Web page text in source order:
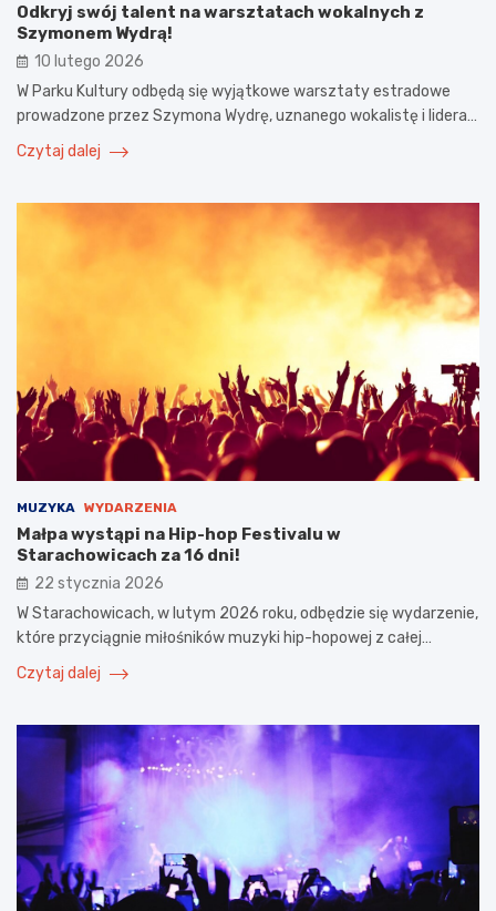
Odkryj swój talent na warsztatach wokalnych z
Szymonem Wydrą!
10 lutego 2026
W Parku Kultury odbędą się wyjątkowe warsztaty estradowe
prowadzone przez Szymona Wydrę, uznanego wokalistę i lidera…
Czytaj dalej
MUZYKA WYDARZENIA
Małpa wystąpi na Hip-hop Festivalu w
Starachowicach za 16 dni!
22 stycznia 2026
W Starachowicach, w lutym 2026 roku, odbędzie się wydarzenie,
które przyciągnie miłośników muzyki hip-hopowej z całej…
Czytaj dalej